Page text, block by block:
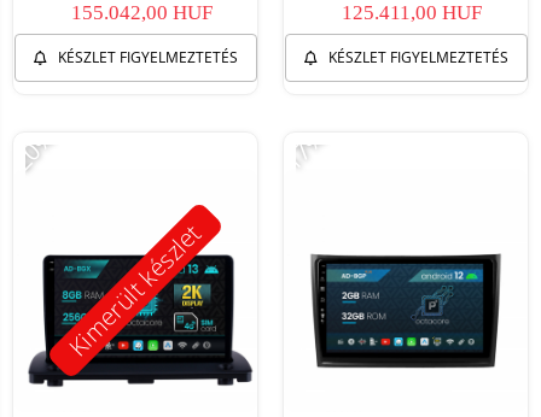
155.042,00 HUF
KÉSZLET FIGYELMEZTETÉS
125.411,00 HUF
KÉSZLET FIGYELMEZTETÉS
Kimerült készlet
-20% -17%